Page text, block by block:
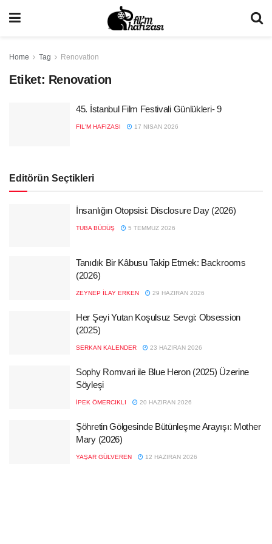
Home Tag Renovation
Etiket: Renovation
45. İstanbul Film Festivali Günlükleri- 9
FIL'M HAFIZASI 17 NISAN 2026
Editörün Seçtikleri
İnsanlığın Otopsisi: Disclosure Day (2026)
TUBA BÜDÜŞ 5 TEMMUZ 2026
Tanıdık Bir Kâbusu Takip Etmek: Backrooms
(2026)
ZEYNEP İLAY ERKEN 29 HAZIRAN 2026
Her Şeyi Yutan Koşulsuz Sevgi: Obsession
(2025)
SERKAN KALENDER 23 HAZIRAN 2026
Sophy Romvari ile Blue Heron (2025) Üzerine
Söyleşi
İPEK ÖMERCIKLI 20 HAZIRAN 2026
Şöhretin Gölgesinde Bütünleşme Arayışı: Mother
Mary (2026)
YAŞAR GÜLVEREN 12 HAZIRAN 2026